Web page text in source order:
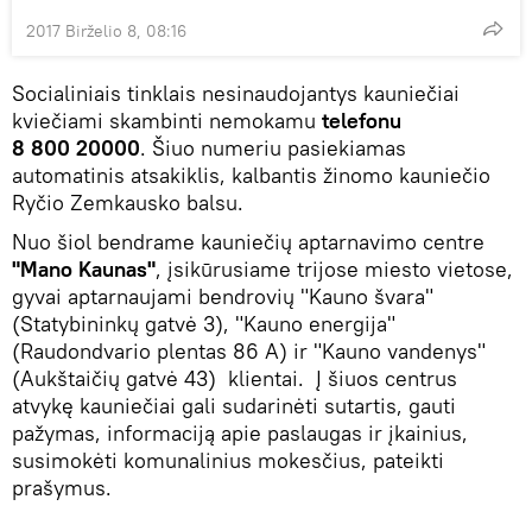
2017 Birželio 8, 08:16
Socialiniais tinklais nesinaudojantys kauniečiai
kviečiami skambinti nemokamu telefonu
8 800 20000. Šiuo numeriu pasiekiamas
automatinis atsakiklis, kalbantis žinomo kauniečio
Ryčio Zemkausko balsu.
Nuo šiol bendrame kauniečių aptarnavimo centre
"Mano Kaunas", įsikūrusiame trijose miesto vietose,
gyvai aptarnaujami bendrovių "Kauno švara"
(Statybininkų gatvė 3), "Kauno energija"
(Raudondvario plentas 86 A) ir "Kauno vandenys"
(Aukštaičių gatvė 43) klientai. Į šiuos centrus
atvykę kauniečiai gali sudarinėti sutartis, gauti
pažymas, informaciją apie paslaugas ir įkainius,
susimokėti komunalinius mokesčius, pateikti
prašymus.